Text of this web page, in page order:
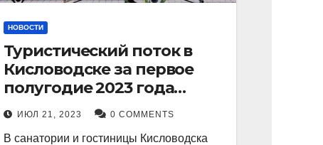
НОВОСТИ
Туристический поток в
Кисловодске за первое
полугодие 2023 года
показал рекордный рост в
21 процент.
ИЮЛ 21, 2023 0 COMMENTS
В санатории и гостиницы Кисловодска